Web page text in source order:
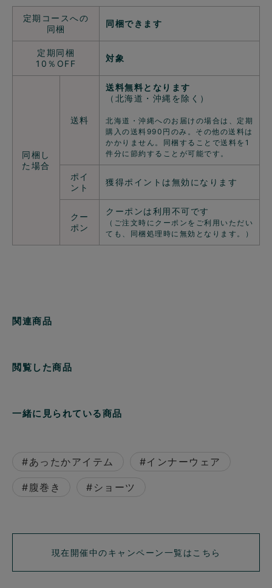
定期コースへの
同梱
同梱できます
定期同梱
10％OFF
対象
同梱し
た場合
送料
送料無料となります
（北海道・沖縄を除く）
北海道・沖縄へのお届けの場合は、定期
購入の送料990円のみ。その他の送料は
かかりません。同梱することで送料を1
件分に節約することが可能です。
ポイ
ント
獲得ポイントは無効になります
クー
ポン
クーポンは利用不可です
（ご注文時にクーポンをご利用いただい
ても、同梱処理時に無効となります。）
関連商品
閲覧した商品
一緒に見られている商品
#あったかアイテム #インナーウェア
#腹巻き #ショーツ
現在開催中のキャンペーン一覧はこちら